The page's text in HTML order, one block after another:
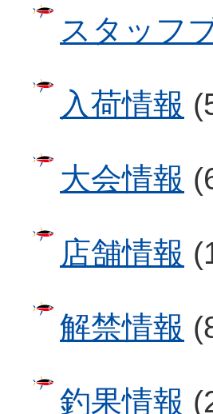
スタッフ
入荷情報
大会情報
店舗情報
解禁情報
釣果情報